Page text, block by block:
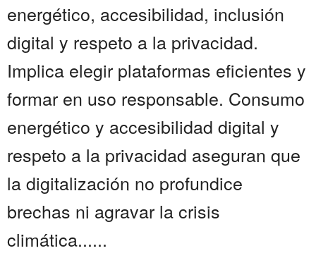
energético, accesibilidad, inclusión
digital y respeto a la privacidad.
Implica elegir plataformas eficientes y
formar en uso responsable. Consumo
energético y accesibilidad digital y
respeto a la privacidad aseguran que
la digitalización no profundice
brechas ni agravar la crisis
climática......